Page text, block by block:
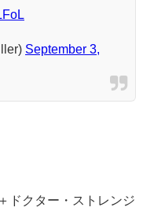
September 3,
ドクター・ストレンジ